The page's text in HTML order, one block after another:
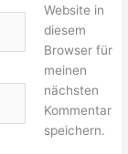
Website in
diesem
Browser für
meinen
nächsten
Kommentar
speichern.